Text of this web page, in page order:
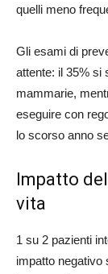
quelli meno
Gli esami di
attente: il 35% si
mammarie,
eseguire con
lo scorso anno
Impatto
vita
1 su 2 pazienti
impatto negativo